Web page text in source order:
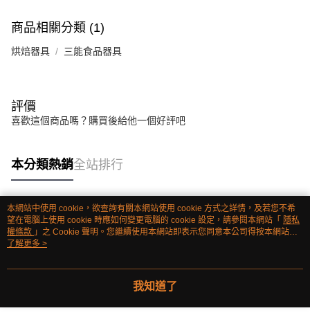
商品相關分類 (1)
烘焙器具 三能食品器具
評價
喜歡這個商品嗎？購買後給他一個好評吧
本分類熱銷全站排行
熱門標籤
本網站中使用 cookie，欲查詢有關本網站使用 cookie 方式之詳情，及若您不希
望在電腦上使用 cookie 時應如何變更電腦的 cookie 設定，請參閱本網站「 隱私
權條款 」之 Cookie 聲明。您繼續使用本網站即表示您同意本公司得按本網站使
用條款之 Cookie 聲明使用 cookie。
了解更多 >
我知道了